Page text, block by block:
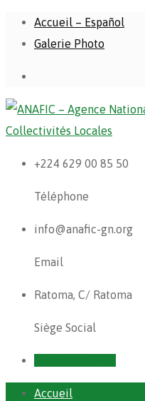
Accueil – Español
Galerie Photo
+224 629 00 85 50
Téléphone
info@anafic-gn.org
Email
Ratoma, C/ Ratoma
Siège Social
Accueil